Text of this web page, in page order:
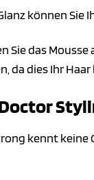
können Sie
Sie das
da dies Ihr
kennt